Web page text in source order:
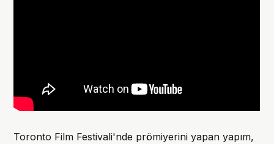
Toronto Film Festivali'nde prömiyerini yapan yapım,